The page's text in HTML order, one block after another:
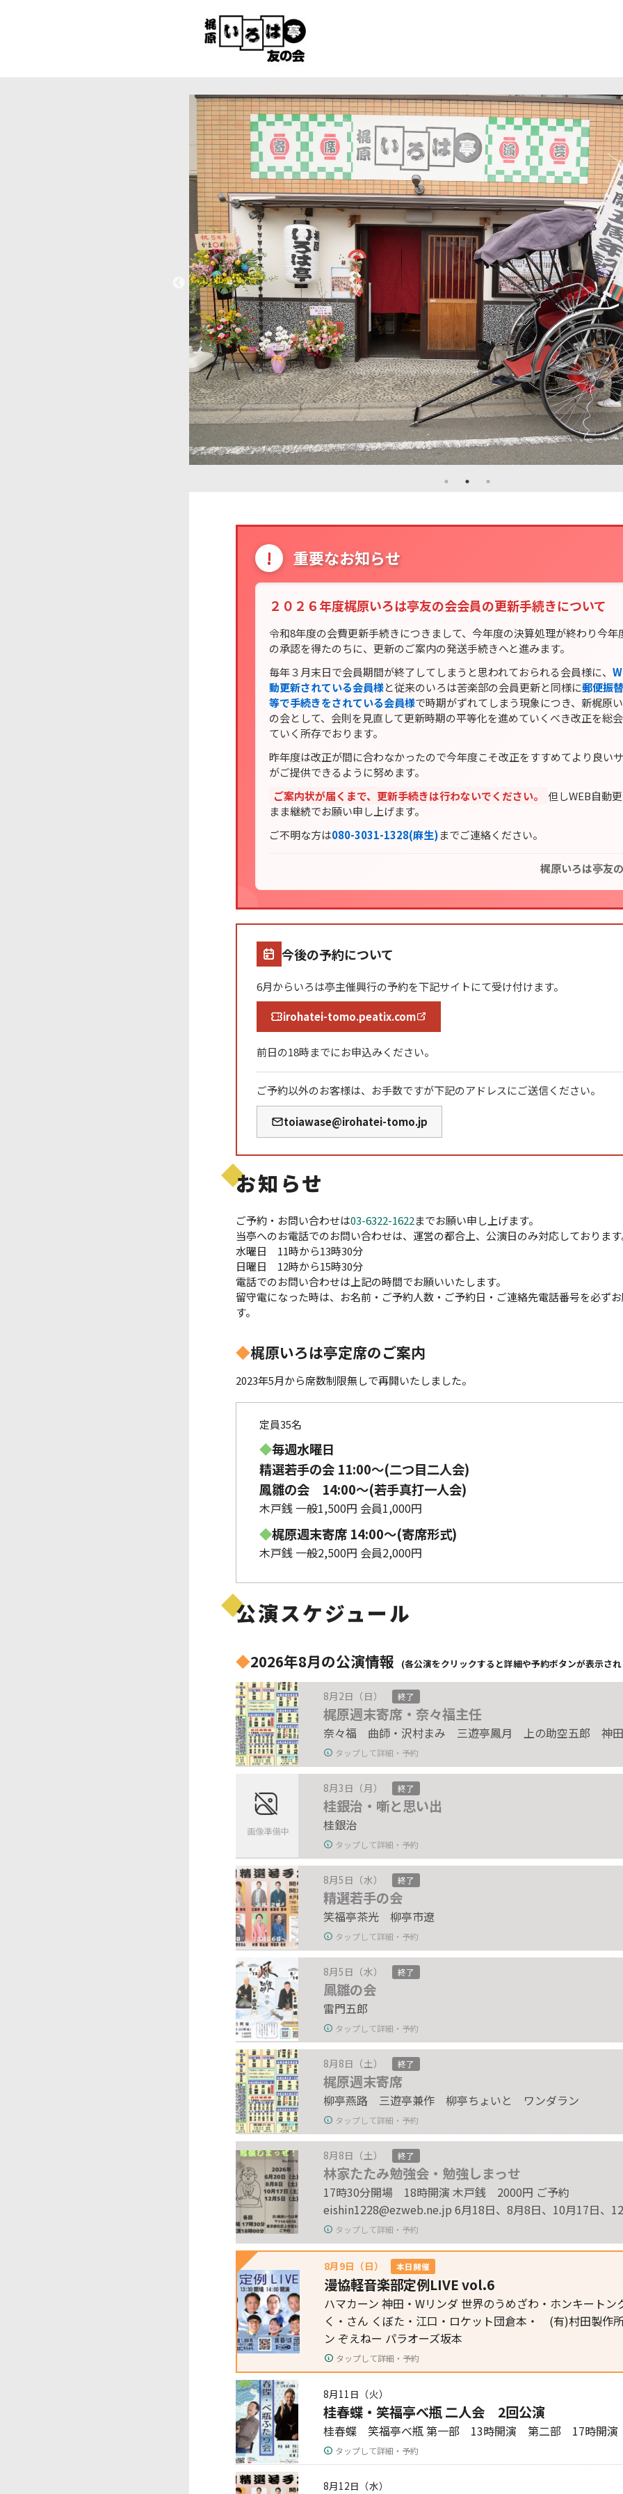
! 重要なお知らせ
２０２６年度梶原いろは亭友の会会員の更新手続きについて
令和8年度の会費更新手続きにつきまして、今年度の決算処理が終わり今年
の承認を得たのちに、更新のご案内の発送手続きへと進みます。
毎年３月末日で会員期間が終了してしまうと思われておられる会員様に、
動更新されている会員様と従来のいろは苦楽部の会員更新と同様に郵便振
等で手続きをされている会員様で時期がずれてしまう現象につき、新梶原
の会として、会則を見直して更新時期の平等化を進めていくべき改正を総
ていく所存でおります。
昨年度は改正が間に合わなかったので今年度こそ改正をすすめてより良い
がご提供できるように努めます。
ご案内状が届くまで、更新手続きは行わないでください。
但しWEB自動
まま継続でお願い申し上げます。
ご不明な方は080-3031-1328(麻生)までご連絡ください。
梶原いろは亭友
今後の予約について
6月からいろは亭主催興行の予約を下記サイトにて受け付けます。
irohatei-tomo.peatix.com
前日の18時までにお申込みください。
ご予約以外のお客様は、お手数ですが下記のアドレスにご送信ください。
toiawase@irohatei-tomo.jp
お知らせ
ご予約・お問い合わせは03-6322-1622までお願い申し上げます。
当亭へのお電話でのお問い合わせは、運営の都合上、公演日のみ対応しておりま
水曜日 11時から13時30分
日曜日 12時から15時30分
電話でのお問い合わせは上記の時間でお願いいたします。
留守電になった時は、お名前・ご予約人数・ご予約日・ご連絡先電話番号を必ず
す。
◆梶原いろは亭定席のご案内
2023年5月から席数制限無しで再開いたしました。
定員35名
◆毎週水曜日
精選若手の会 11:00〜(二つ目二人会)
鳳雛の会 14:00～(若手真打一人会)
木戸銭 一般1,500円 会員1,000円
◆梶原週末寄席 14:00〜(寄席形式)
木戸銭 一般2,500円 会員2,000円
公演スケジュール
◆2026年8月の公演情報 (各公演をクリックすると詳細や予約ボタンが表示さ
8月2日（日） 終了
梶原週末寄席・奈々福主任
奈々福 曲師・沢村まみ 三遊亭鳳月 上の助空五郎 神
タップして詳細・予約
8月3日（月） 終了
桂銀治・噺と思い出
桂銀治
タップして詳細・予約
8月5日（水） 終了
精選若手の会
笑福亭茶光 柳亭市遼
タップして詳細・予約
8月5日（水） 終了
鳳雛の会
雷門五郎
タップして詳細・予約
8月8日（土） 終了
梶原週末寄席
柳亭燕路 三遊亭兼作 柳亭ちょいと ワンダラン
タップして詳細・予約
8月8日（土） 終了
林家たたみ勉強会・勉強しまっせ
17時30分開場 18時開演 木戸銭 2000円 ご予約
eishin1228@ezweb.ne.jp 6月18日、8月8日、10月17日、
タップして詳細・予約
8月9日（日） 本日開催
漫協軽音楽部定例LIVE vol.6
ハマカーン 神田・Wリンダ 世界のうめざわ・ホンキートン
く・さん くぼた・江口・ロケット団倉本・ (有)村田製作
ン ぞえねー パラオーズ坂本
タップして詳細・予約
8月11日（火）
桂春蝶・笑福亭べ瓶 二人会 2回公演
桂春蝶 笑福亭べ瓶 第一部 13時開演 第二部 17時開演
タップして詳細・予約
8月12日（水）